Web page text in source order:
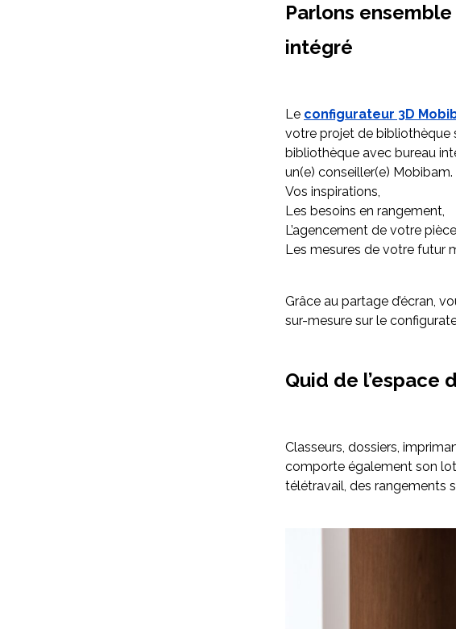
Parlons
intégré
Le configurateur 3D
votre projet de bibliothèque
bibliothèque avec bureau
un(e) conseiller(e)
Vos inspirations,
Les besoins en rangement,
L’agencement de votre
Les mesures de votre futur
Grâce au partage d’écran,
sur-mesure sur le
Quid de l’espace
Classeurs, dossiers,
comporte également son lot
télétravail, des rangements